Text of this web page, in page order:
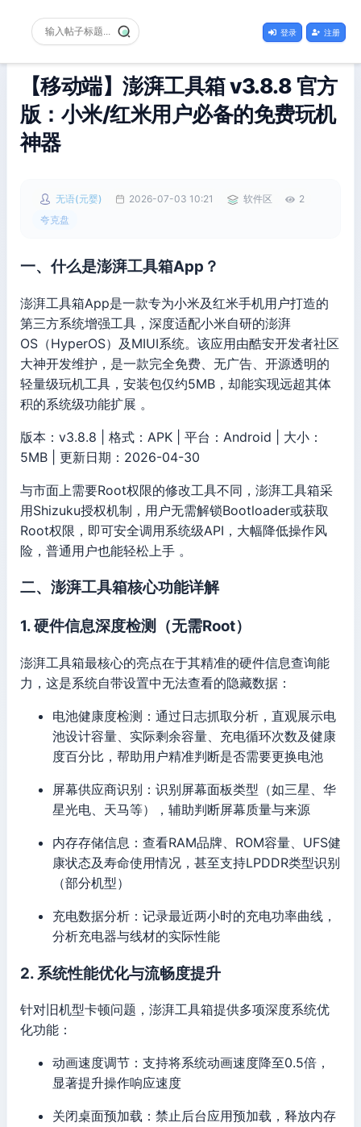
登录 注册
【移动端】澎湃工具箱 v3.8.8 官方
版：小米/红米用户必备的免费玩机
神器
无语(元婴) 2026-07-03 10:21 软件区
2
夸克盘
一、什么是澎湃工具箱App？
澎湃工具箱App是一款专为小米及红米手机用户打造的
第三方系统增强工具，深度适配小米自研的澎湃
OS（HyperOS）及MIUI系统。该应用由酷安开发者社区
大神开发维护，是一款完全免费、无广告、开源透明的
轻量级玩机工具，安装包仅约5MB，却能实现远超其体
积的系统级功能扩展 。
版本：v3.8.8 | 格式：APK | 平台：Android | 大小：
5MB | 更新日期：2026-04-30
与市面上需要Root权限的修改工具不同，澎湃工具箱采
用Shizuku授权机制，用户无需解锁Bootloader或获取
Root权限，即可安全调用系统级API，大幅降低操作风
险，普通用户也能轻松上手 。
二、澎湃工具箱核心功能详解
1. 硬件信息深度检测（无需Root）
澎湃工具箱最核心的亮点在于其精准的硬件信息查询能
力，这是系统自带设置中无法查看的隐藏数据：
电池健康度检测：通过日志抓取分析，直观展示电
池设计容量、实际剩余容量、充电循环次数及健康
度百分比，帮助用户精准判断是否需要更换电池
屏幕供应商识别：识别屏幕面板类型（如三星、华
星光电、天马等），辅助判断屏幕质量与来源
内存存储信息：查看RAM品牌、ROM容量、UFS健
康状态及寿命使用情况，甚至支持LPDDR类型识别
（部分机型）
充电数据分析：记录最近两小时的充电功率曲线，
分析充电器与线材的实际性能
2. 系统性能优化与流畅度提升
针对旧机型卡顿问题，澎湃工具箱提供多项深度系统优
化功能：
动画速度调节：支持将系统动画速度降至0.5倍，
显著提升操作响应速度
关闭桌面预加载：禁止后台应用预加载，释放内存